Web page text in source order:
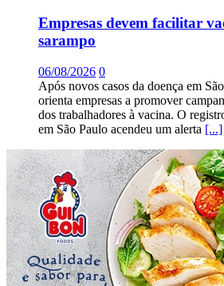
Empresas devem facilitar
sarampo
06/08/2026 0
Após novos casos da doença em
orienta empresas a promover
dos trabalhadores à vacina. O
em São Paulo acendeu um alerta [...]